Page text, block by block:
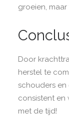
groeien,
Door
herstel te
schouders en
consistent en
met de tijd!